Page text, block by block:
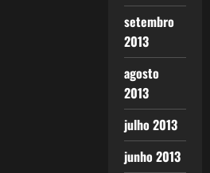
setembro
2013
agosto
2013
julho 2013
junho 2013